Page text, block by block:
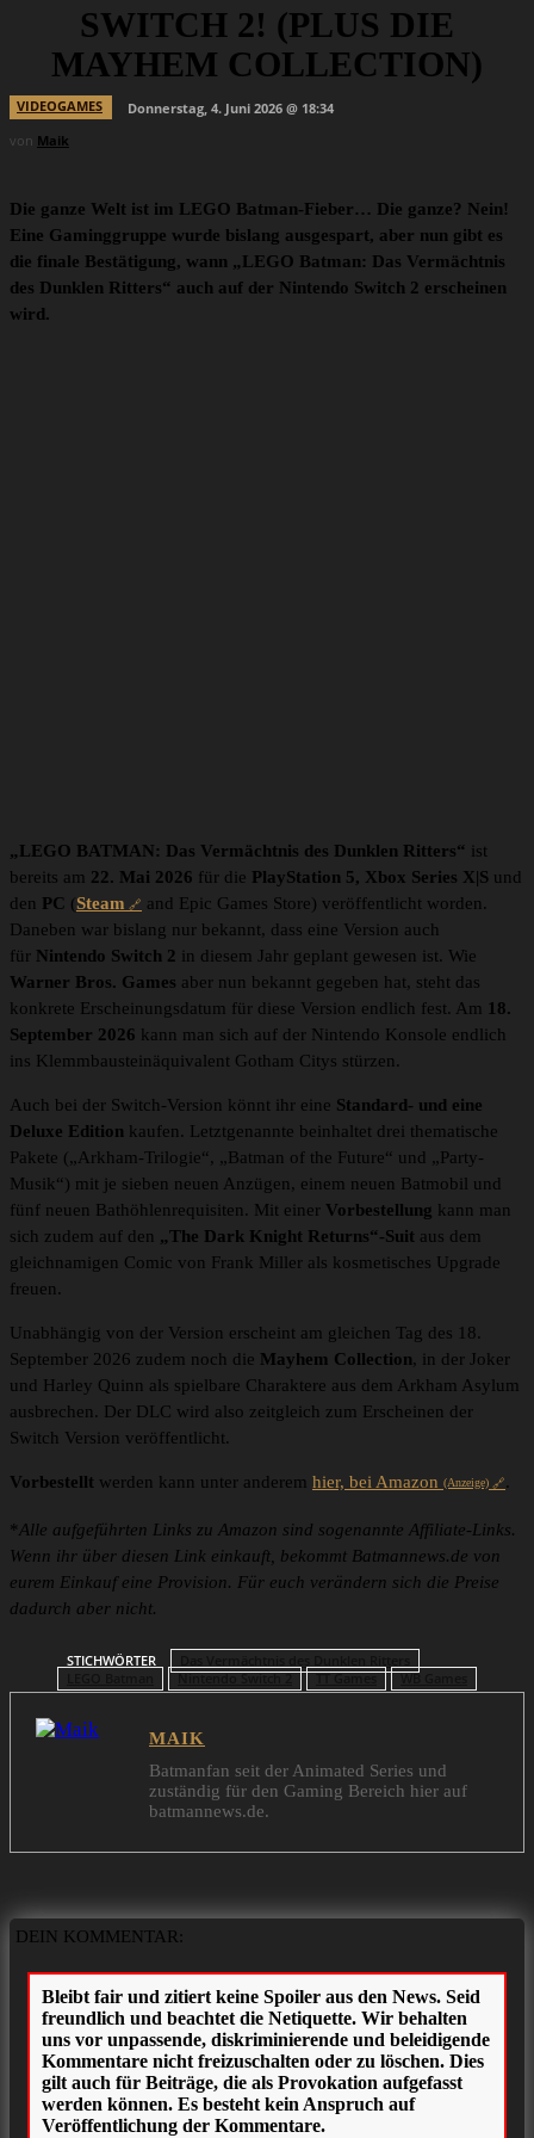
SWITCH 2! (PLUS DIE
MAYHEM COLLECTION)
VIDEOGAMES
Donnerstag, 4. Juni 2026 @ 18:34
von Maik
Die ganze Welt ist im LEGO Batman-Fieber… Die ganze? Nein!
Eine Gaminggruppe wurde bislang ausgespart, aber nun gibt es
die finale Bestätigung, wann „LEGO Batman: Das Vermächtnis
des Dunklen Ritters“ auch auf der Nintendo Switch 2 erscheinen
wird.
„LEGO BATMAN: Das Vermächtnis des Dunklen Ritters“ ist
bereits am 22. Mai 2026 für die PlayStation 5, Xbox Series X|S und
den PC (Steam
and Epic Games Store) veröffentlicht worden.
Daneben war bislang nur bekannt, dass eine Version auch
für Nintendo Switch 2 in diesem Jahr geplant gewesen ist. Wie
Warner Bros. Games aber nun bekannt gegeben hat, steht das
konkrete Erscheinungsdatum für diese Version endlich fest. Am 18.
September 2026 kann man sich auf der Nintendo Konsole endlich
ins Klemmbausteinäquivalent Gotham Citys stürzen.
Auch bei der Switch-Version könnt ihr eine Standard- und eine
Deluxe Edition kaufen. Letztgenannte beinhaltet drei thematische
Pakete („Arkham-Trilogie“, „Batman of the Future“ und „Party-
Musik“) mit je sieben neuen Anzügen, einem neuen Batmobil und
fünf neuen Bathöhlenrequisiten. Mit einer Vorbestellung kann man
sich zudem auf den „The Dark Knight Returns“-Suit aus dem
gleichnamigen Comic von Frank Miller als kosmetisches Upgrade
freuen.
Unabhängig von der Version erscheint am gleichen Tag des 18.
September 2026 zudem noch die Mayhem Collection, in der Joker
und Harley Quinn als spielbare Charaktere aus dem Arkham Asylum
ausbrechen. Der DLC wird also zeitgleich zum Erscheinen der
Switch Version veröffentlicht.
Vorbestellt werden kann unter anderem hier, bei Amazon (Anzeige) .
*Alle aufgeführten Links zu Amazon sind sogenannte Affiliate-Links.
Wenn ihr über diesen Link einkauft, bekommt Batmannews.de von
eurem Einkauf eine Provision. Für euch verändern sich die Preise
dadurch aber nicht.
STICHWÖRTER
Nintendo Switch 2 TT Games WB Games
MAIK
Batmanfan seit der Animated Series und
zuständig für den Gaming Bereich hier auf
batmannews.de.
DEIN KOMMENTAR: